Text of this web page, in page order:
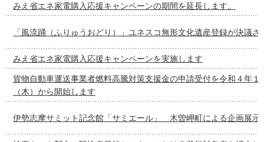
みえ省エネ家電購入応援キャンペーンの期間を延長します。
「風流踊（ふりゅうおどり）」ユネスコ無形文化遺産登録が決議さ
みえ省エネ家電購入応援キャンペーンを実施します
貨物自動車運送事業者燃料高騰対策支援金の申請受付を令和４年１
（木）から開始します
伊勢志摩サミット記念館「サミエール」 木曽岬町による企画展示